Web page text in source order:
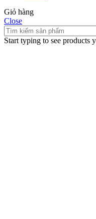
Giỏ hàng
Close
Start typing to see products